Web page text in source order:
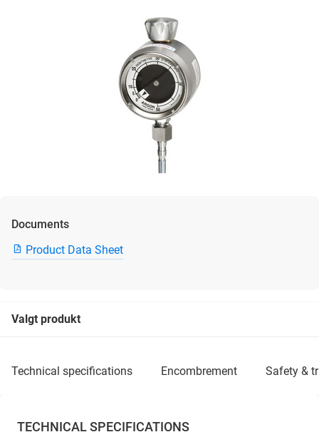
Documents
Product Data Sheet
Valgt produkt
technical specifications encombrement safety &
TECHNICAL SPECIFICATIONS